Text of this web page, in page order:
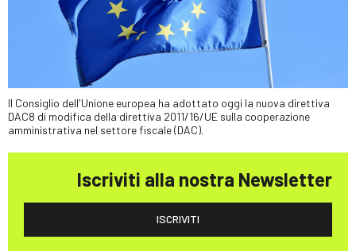
Il Consiglio dell'Unione europea ha adottato oggi la nuova direttiva
DAC8 di modifica della direttiva 2011/16/UE sulla cooperazione
amministrativa nel settore fiscale (DAC).
Iscriviti alla nostra Newsletter
ISCRIVITI